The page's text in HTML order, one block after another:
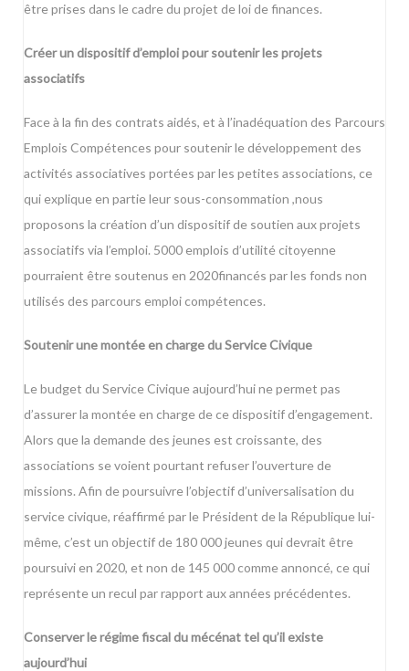
être prises dans le cadre du projet de loi de finances.
Créer un dispositif d’emploi pour soutenir les projets
associatifs
Face à la fin des contrats aidés, et à l’inadéquation des Parcours
Emplois Compétences pour soutenir le développement des
activités associatives portées par les petites associations, ce
qui explique en partie leur sous-consommation ,nous
proposons la création d’un dispositif de soutien aux projets
associatifs via l’emploi. 5000 emplois d’utilité citoyenne
pourraient être soutenus en 2020financés par les fonds non
utilisés des parcours emploi compétences.
Soutenir une montée en charge du Service Civique
Le budget du Service Civique aujourd’hui ne permet pas
d’assurer la montée en charge de ce dispositif d’engagement.
Alors que la demande des jeunes est croissante, des
associations se voient pourtant refuser l’ouverture de
missions. Afin de poursuivre l’objectif d’universalisation du
service civique, réaffirmé par le Président de la République lui-
même, c’est un objectif de 180 000 jeunes qui devrait être
poursuivi en 2020, et non de 145 000 comme annoncé, ce qui
représente un recul par rapport aux années précédentes.
Conserver le régime fiscal du mécénat tel qu’il existe
aujourd’hui